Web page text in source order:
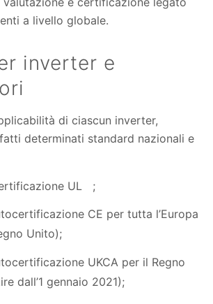
a livello globale.
inverter e
di ciascun inverter,
determinati standard nazionali e
UL ;
CE per tutta l’Europa
Unito);
UKCA per il Regno
dall’1 gennaio 2021);